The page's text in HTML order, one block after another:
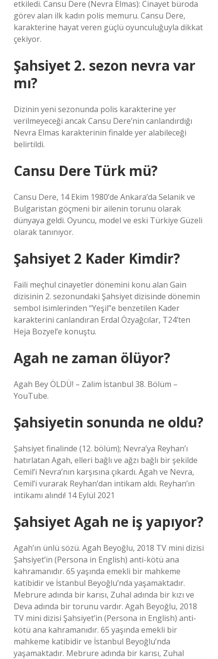
etkiledi. Cansu Dere (Nevra Elmas): Cinayet büroda
görev alan ilk kadın polis memuru. Cansu Dere,
karakterine hayat veren güçlü oyunculuğuyla dikkat
çekiyor.
Şahsiyet 2. sezon nevra var
mı?
Dizinin yeni sezonunda polis karakterine yer
verilmeyeceği ancak Cansu Dere’nin canlandırdığı
Nevra Elmas karakterinin finalde yer alabileceği
belirtildi.
Cansu Dere Türk mü?
Cansu Dere, 14 Ekim 1980’de Ankara’da Selanik ve
Bulgaristan göçmeni bir ailenin torunu olarak
dünyaya geldi. Oyuncu, model ve eski Türkiye Güzeli
olarak tanınıyor.
Şahsiyet 2 Kader Kimdir?
Faili meçhul cinayetler dönemini konu alan Gain
dizisinin 2. sezonundaki Şahsiyet dizisinde dönemin
sembol isimlerinden “Yeşil”e benzetilen Kader
karakterini canlandıran Erdal Özyağcılar, T24’ten
Heja Bozyel’e konuştu.
Agah ne zaman ölüyor?
Agah Bey ÖLDÜ! – Zalim İstanbul 38. Bölüm –
YouTube.
Şahsiyetin sonunda ne oldu?
Şahsiyet finalinde (12. bölüm); Nevra’ya Reyhan’ı
hatırlatan Agah, elleri bağlı ve ağzı bağlı bir şekilde
Cemil’i Nevra’nın karşısına çıkardı. Agah ve Nevra,
Cemil’i vurarak Reyhan’dan intikam aldı. Reyhan’ın
intikamı alındı! 14 Eylül 2021
Şahsiyet Agah ne iş yapıyor?
Agah’ın ünlü sözü. Agah Beyoğlu, 2018 TV mini dizisi
Şahsiyet’in (Persona in English) anti-kötü ana
kahramanıdır. 65 yaşında emekli bir mahkeme
katibidir ve İstanbul Beyoğlu’nda yaşamaktadır.
Mebrure adında bir karısı, Zuhal adında bir kızı ve
Deva adında bir torunu vardır. Agah Beyoğlu, 2018
TV mini dizisi Şahsiyet’in (Persona in English) anti-
kötü ana kahramanıdır. 65 yaşında emekli bir
mahkeme katibidir ve İstanbul Beyoğlu’nda
yaşamaktadır. Mebrure adında bir karısı, Zuhal